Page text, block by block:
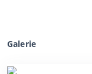
Galerie